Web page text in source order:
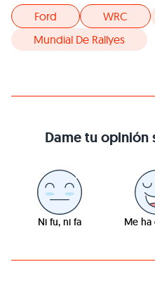
Ford WRC
Mundial De Rallyes
Dame tu opinión
Ni fu, ni fa Me ha